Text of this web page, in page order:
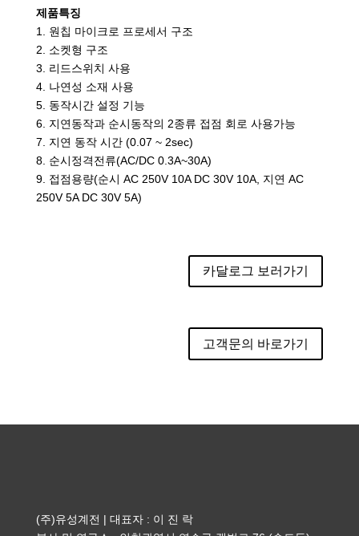
제품특징
1. 원칩 마이크로 프로세서 구조
2. 소켓형 구조
3. 리드스위치 사용
4. 나연성 소재 사용
5. 동작시간 설정 기능
6. 지연동작과 순시동작의 2종류 접점 회로 사용가능
7. 지연 동작 시간 (0.07 ~ 2sec)
8. 순시정격전류(AC/DC 0.3A~30A)
9. 접점용량(순시 AC 250V 10A DC 30V 10A, 지연 AC
250V 5A DC 30V 5A)
카달로그 보러가기
고객문의 바로가기
(주)유성계전 | 대표자 : 이 진 락